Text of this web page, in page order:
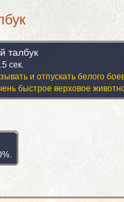
талбук
сек.
и отпускать белого
быстрое верховое